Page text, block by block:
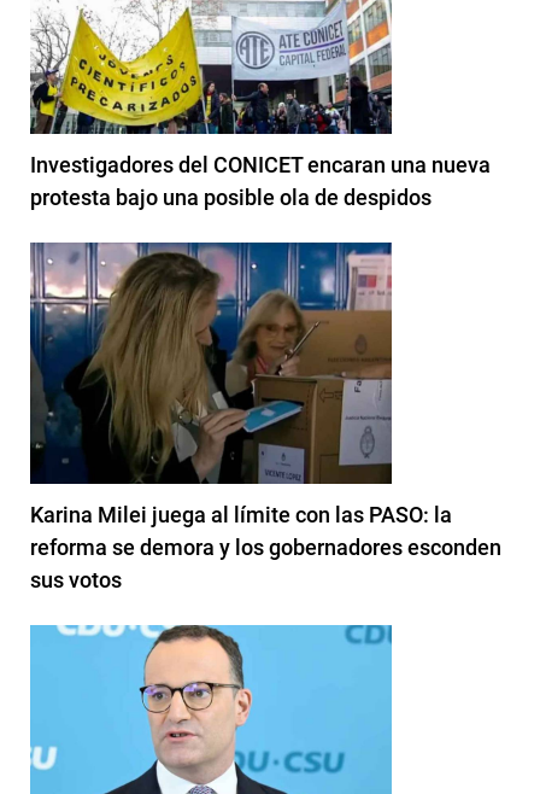
Investigadores del CONICET encaran una nueva
protesta bajo una posible ola de despidos
Karina Milei juega al límite con las PASO: la
reforma se demora y los gobernadores esconden
sus votos